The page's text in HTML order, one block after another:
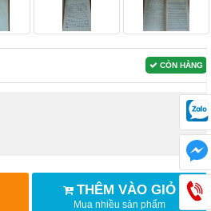
CÒN HÀNG
THÊM VÀO GIỎ
Mua nhiều sản phẩm